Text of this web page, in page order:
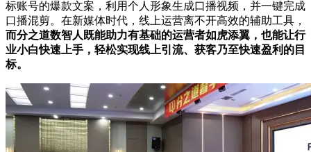
标账号的爆款文案，利用个人形象生成口播视频，并一键完成
口播混剪。在新媒体时代，线上运营离不开高效的辅助工具，
而分之道数智人既能助力有基础的运营者如虎添翼，也能让行
业小白快速上手，轻松实现线上引流、获客乃至快速盈利的目
标。